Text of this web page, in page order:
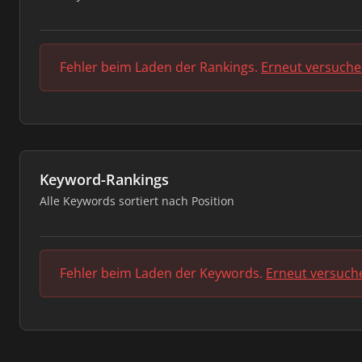
Fehler beim Laden der Rankings. Erneut
Keyword-Rankings
Alle Keywords sortiert nach Position
Fehler beim Laden der Keywords. Erneut